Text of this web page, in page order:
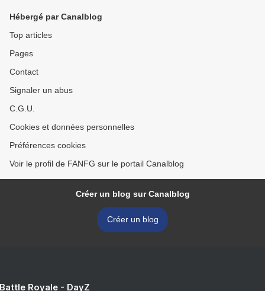
Hébergé par Canalblog
Top articles
Pages
Contact
Signaler un abus
C.G.U.
Cookies et données personnelles
Préférences cookies
Voir le profil de FANFG sur le portail Canalblog
Créer un blog sur Canalblog
Créer un blog
Royale - DayZ